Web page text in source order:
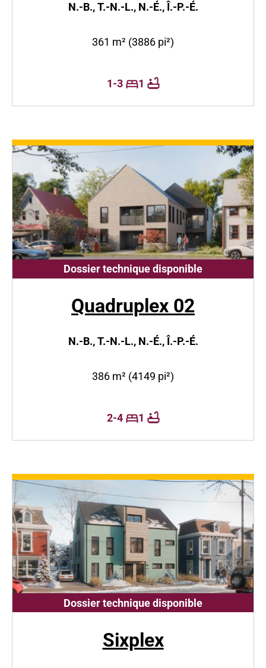
N.-B., T.-N.-L., N.-É., Î.-P.-É.
361 m² (3886 pi²)
1-3 1
Dossier technique disponible
Quadruplex 02
N.-B., T.-N.-L., N.-É., Î.-P.-É.
386 m² (4149 pi²)
2-4 1
Dossier technique disponible
Sixplex